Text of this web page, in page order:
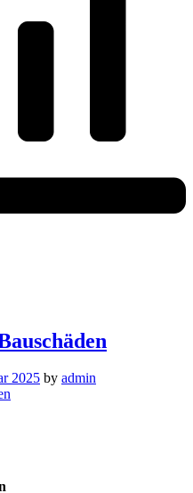
2025 by admin